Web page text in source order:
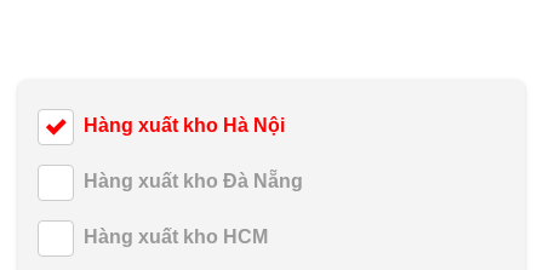
Hàng xuất kho Hà Nội
Hàng xuất kho Đà Nẵng
Hàng xuất kho HCM